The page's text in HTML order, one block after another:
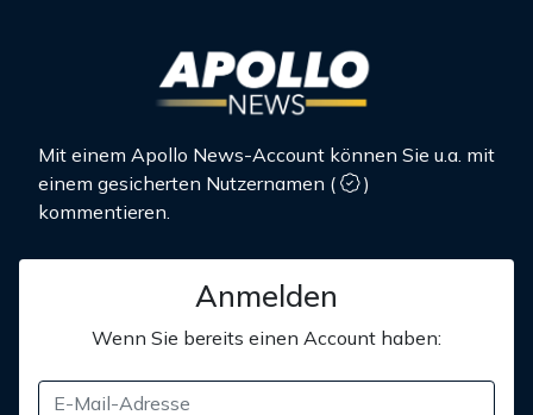
Mit einem Apollo News-Account können Sie u.a. mit
einem gesicherten Nutzernamen (
)
kommentieren.
Anmelden
Wenn Sie bereits einen Account haben: